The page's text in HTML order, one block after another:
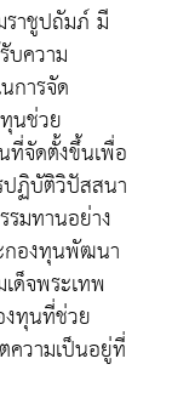
ราชูปถัมภ์ มี
บความ
การจัด
นช่วย
ที่จัดตั้งขึ้นเพื่อ
ปฏิบัติวิปัสสนา
รมทานอย่าง
กองทุนพัฒนา
ด็จพระเทพ
งทุนที่ช่วย
ความเป็นอยู่ที่